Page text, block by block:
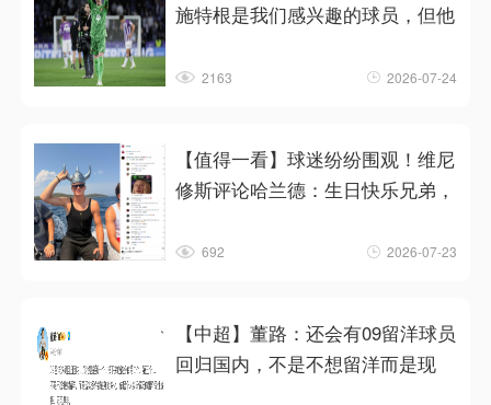
施特根是我们感兴趣的球员，但他
2163 2026-07-24
【值得一看】球迷纷纷围观！维尼
修斯评论哈兰德：生日快乐兄弟，
692 2026-07-23
【中超】董路：还会有09留洋球员
回归国内，不是不想留洋而是现